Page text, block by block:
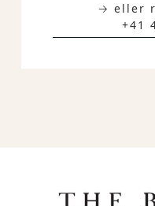
→ eller
+41